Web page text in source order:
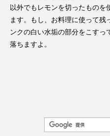
以外でもレモンを切ったものを
ます。もし、お料理に使って
ンクの白い水垢の部分をこす
落ちますよ。